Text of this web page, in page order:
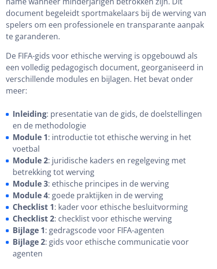
document begeleidt sportmakelaars bij de werving van
spelers om een professionele en transparante aanpak
te garanderen.
De FIFA-gids voor ethische werving is opgebouwd als
een volledig pedagogisch document, georganiseerd in
verschillende modules en bijlagen. Het bevat onder
meer:
Inleiding: presentatie van de gids, de doelstellingen
en de methodologie
Module 1: introductie tot ethische werving in het
voetbal
Module 2: juridische kaders en regelgeving met
betrekking tot werving
Module 3: ethische principes in de werving
Module 4: goede praktijken in de werving
Checklist 1: kader voor ethische besluitvorming
Checklist 2: checklist voor ethische werving
Bijlage 1: gedragscode voor FIFA-agenten
Bijlage 2: gids voor ethische communicatie voor
agenten